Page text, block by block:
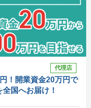
代理店
！開業資金20万円で
国へお届け！